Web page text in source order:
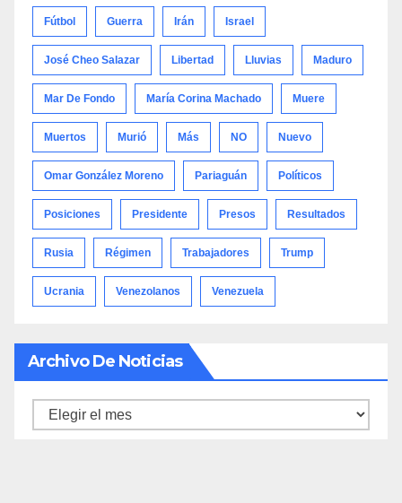
Fútbol Guerra Irán Israel
José Cheo Salazar Libertad Lluvias Maduro
Mar De Fondo María Corina Machado Muere
Muertos Murió Más NO Nuevo
Omar González Moreno Pariaguán Políticos
Posiciones Presidente Presos Resultados
Rusia Régimen Trabajadores Trump
Ucrania Venezolanos Venezuela
Archivo De Noticias
Archivo